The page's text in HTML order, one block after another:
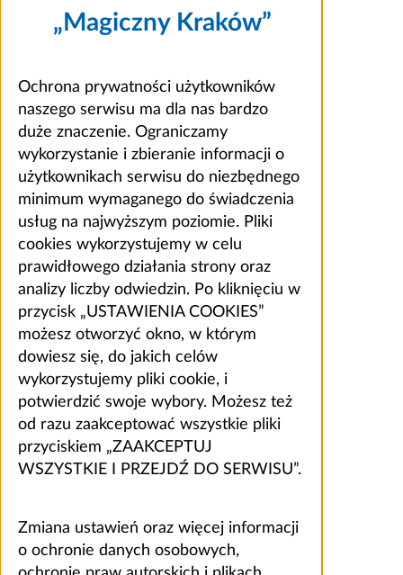
„Magiczny Kraków”
Ochrona prywatności użytkowników
naszego serwisu ma dla nas bardzo
duże znaczenie. Ograniczamy
wykorzystanie i zbieranie informacji o
użytkownikach serwisu do niezbędnego
minimum wymaganego do świadczenia
usług na najwyższym poziomie. Pliki
cookies wykorzystujemy w celu
prawidłowego działania strony oraz
analizy liczby odwiedzin. Po kliknięciu w
przycisk „USTAWIENIA COOKIES”
możesz otworzyć okno, w którym
dowiesz się, do jakich celów
wykorzystujemy pliki cookie, i
potwierdzić swoje wybory. Możesz też
od razu zaakceptować wszystkie pliki
przyciskiem „ZAAKCEPTUJ
WSZYSTKIE I PRZEJDŹ DO SERWISU”.
Zmiana ustawień oraz więcej informacji
o ochronie danych osobowych,